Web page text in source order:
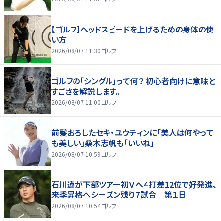
【ゴルフ】ヘッドスピードを上げるための身体の使
い方
2026/08/07 11:30ゴルフ
ゴルフの「シングル」って何？ 初心者向けに意味と
すごさを解説します。
2026/08/07 11:00ゴルフ
前髪おろしたセキ・ユウティンに「美人は何やって
も美しい」桑木志帆も「いいね」
2026/08/07 10:59ゴルフ
石川遼が下部ツアー初Ｖへ４打差12位で好発進、
来季昇格へシーズン残り７試合 第１日
2026/08/07 10:54ゴルフ